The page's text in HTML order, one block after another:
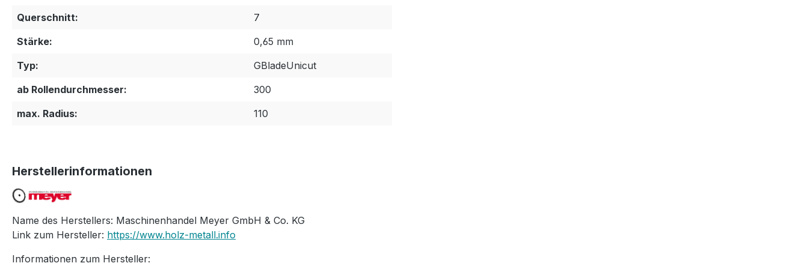
Querschnitt:
7
Stärke:
0,65 mm
Typ:
GBladeUnicut
ab Rollendurchmesser:
300
max. Radius:
110
Herstellerinformationen
Name des Herstellers: Maschinenhandel Meyer GmbH & Co. KG
Link zum Hersteller: https://www.holz-metall.info
Informationen zum Hersteller: